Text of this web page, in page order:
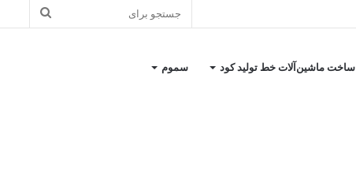
جستجو
ساخت ماشین‌آلات خط تولید کود سموم